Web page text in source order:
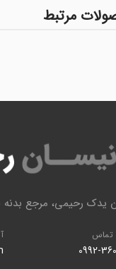
مرتبط
یدک رحیمی، مرجع
تماس
0992-